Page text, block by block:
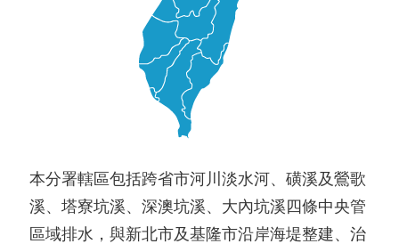
本分署轄區包括跨省市河川淡水河、磺溪及鶯歌
溪、塔寮坑溪、深澳坑溪、大內坑溪四條中央管
區域排水，與新北市及基隆市沿岸海堤整建、治